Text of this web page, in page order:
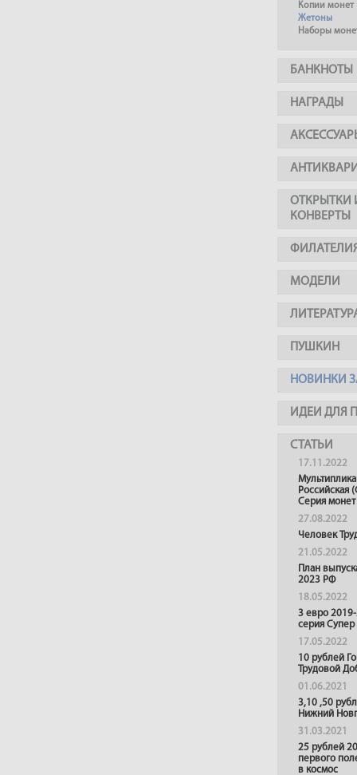
Копии монет
Жетоны
Наборы
БАНКНОТЫ
НАГРАДЫ
ОТКРЫТКИ
КОНВЕРТЫ
МОДЕЛИ
ПУШКИН
НОВИНКИ
ИДЕИ ДЛЯ
СТАТЬИ
17.11.2022
Российская
Серия монет
27.08.2022
Человек
21.05.2022
План
2023 РФ
18.05.2022
3 евро
серия
17.05.2022
10 рублей
Трудовой
01.06.2021
3,10 ,50
Нижний
31.03.2021
25 рублей
первого
в космос